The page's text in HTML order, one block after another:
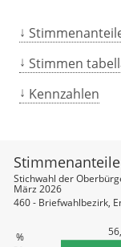
Stimmen
Kennzahlen
%
Stimmenanteile
Stichwahl der
März 2026
460 - Briefwahlbezirk,